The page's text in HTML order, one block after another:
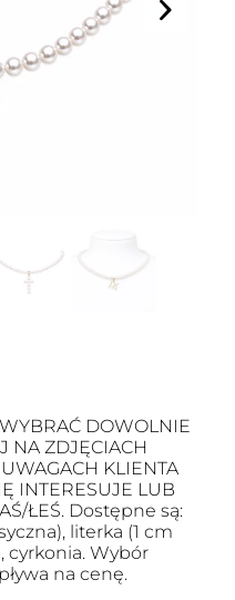
DOWOLNIE
NA ZDJĘCIACH
KLIENTA
INTERESUJE LUB
ŁEŚ. Dostępne są:
literka (1 cm
cyrkonia. Wybór
na cenę.